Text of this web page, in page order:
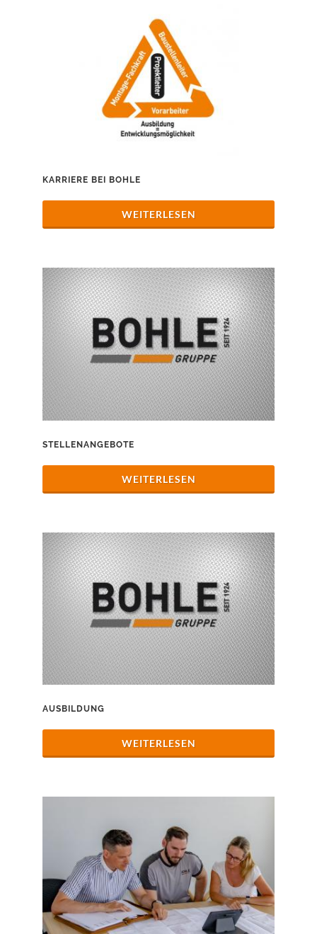
KARRIERE BEI BOHLE
WEITERLESEN
STELLENANGEBOTE
WEITERLESEN
AUSBILDUNG
WEITERLESEN